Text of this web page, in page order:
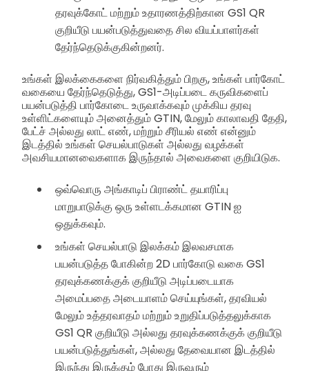
தரவுக்கோட் மற்றும் உதாரணத்திற்கான GS1 QR
குறியீடு பயன்படுத்துவதை சில வியப்பாளர்கள்
தேர்ந்தெடுக்குகின்றனர்.
உங்கள் இலக்கைகளை நிர்வகித்தும் பிறகு, உங்கள் பார்கோட்
வகையை தேர்ந்தெடுத்து, GS1-அடிப்படை கருவிகளைப்
பயன்படுத்தி பார்கோடை உருவாக்கவும் முக்கிய தரவு
உள்ளிட்களையும் அனைத்தும் GTIN, மேலும் காலாவதி தேதி,
பேட்ச் அல்லது லாட் எண், மற்றும் சீரியல் எண் என்னும்
இடத்தில் உங்கள் செயல்பாடுகள் அல்லது வழக்கள்
அவசியமானவைகளாக இருந்தால் அவைகளை குறியிடுக.
ஒவ்வொரு அங்காடிப் பிராண்ட் தயாரிப்பு
மாறுபாடுக்கு ஒரு உள்ளடக்கமான GTIN ஐ
ஒதுக்கவும்.
உங்கள் செயல்பாடு இலக்கம் இலவசமாக
பயன்படுத்த போகின்ற 2D பார்கோடு வகை GS1
தரவுக்கணக்குக் குறியீடு அடிப்படையாக
அமைப்பதை அடையாளம் செய்யுங்கள், தரவியல்
மேலும் உத்தரவாதம் மற்றும் உறுதிப்படுத்தலுக்காக
GS1 QR குறியீடு அல்லது தரவுக்கணக்குக் குறியீடு
பயன்படுத்துங்கள், அல்லது தேவையான இடத்தில்
இருந்து இருக்கும் போது இருவரும்